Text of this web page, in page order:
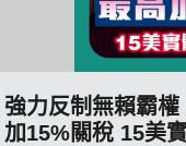
關於我們
強力反制無賴霸
加15%關稅 15美